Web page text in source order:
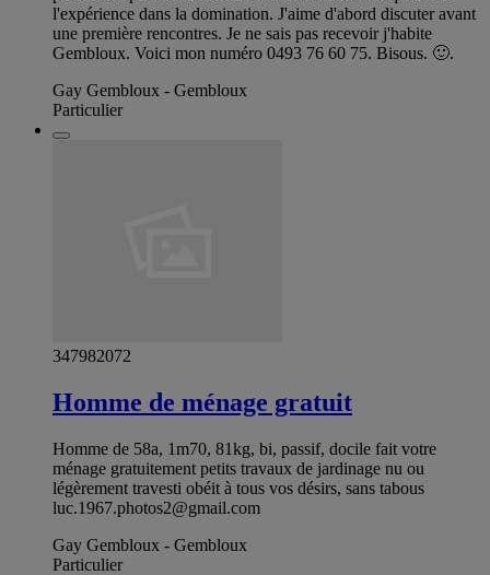
l'expérience dans la domination. J'aime d'abord discuter avant
une première rencontres. Je ne sais pas recevoir j'habite
Gembloux. Voici mon numéro 0493 76 60 75. Bisous. 🙂.
Gay Gembloux - Gembloux
Particulier
347982072
Homme de ménage gratuit
Homme de 58a, 1m70, 81kg, bi, passif, docile fait votre
ménage gratuitement petits travaux de jardinage nu ou
légèrement travesti obéit à tous vos désirs, sans tabous
luc.1967.photos2@gmail.com
Gay Gembloux - Gembloux
Particulier